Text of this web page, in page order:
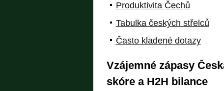
Produktivita Čechů
Tabulka českých střelců
Často kladené dotazy
Vzájemné zápasy
skóre a H2H bilance